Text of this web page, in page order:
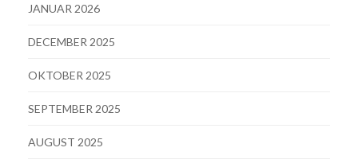
JANUAR 2026
DECEMBER 2025
OKTOBER 2025
SEPTEMBER 2025
AUGUST 2025